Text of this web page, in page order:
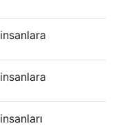
insanlara
insanlara
insanları